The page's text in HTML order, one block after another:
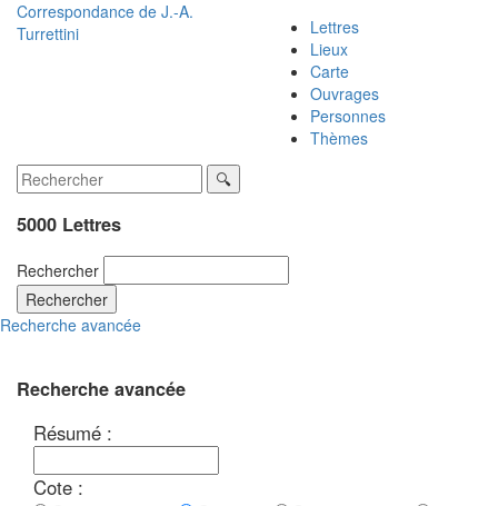
Correspondance de J.-A.
Turrettini
Lettres
Lieux
Carte
Ouvrages
Personnes
Thèmes
5000 Lettres
Rechercher
Rechercher
Recherche avancée
Recherche avancée
Résumé :
Cote :